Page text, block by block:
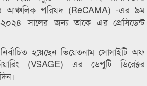
আঞ্চলিক পরিষদ (ReCAMA) -এর ৯ম
সালের জন্য তাকে এর প্রেসিডেন্ট
হয়েছেন ভিয়েতনাম সোসাইটি অফ
(VSAGE) এর ডেপুটি ডিরেক্টর